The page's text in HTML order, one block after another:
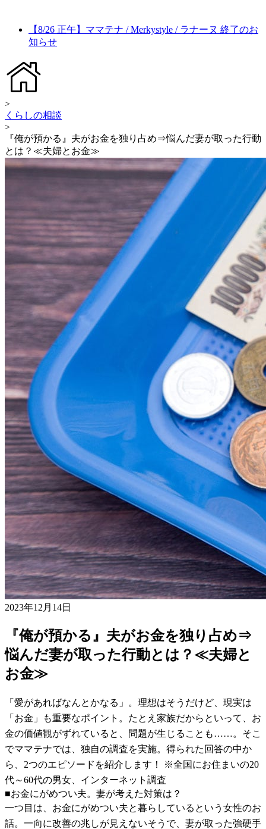
【8/26 正午】ママテナ / Merkystyle / ラナーヌ 終了のお
知らせ
>
くらしの相談
>
『俺が預かる』夫がお金を独り占め⇒悩んだ妻が取った行動
とは？≪夫婦とお金≫
2023年12月14日
『俺が預かる』夫がお金を独り占め⇒
悩んだ妻が取った行動とは？≪夫婦と
お金≫
「愛があればなんとかなる」。理想はそうだけど、現実は
「お金」も重要なポイント。たとえ家族だからといって、お
金の価値観がずれていると、問題が生じることも……。そこ
でママテナでは、独自の調査を実施。得られた回答の中か
ら、2つのエピソードを紹介します！ ※全国にお住まいの20
代～60代の男女、インターネット調査
■お金にがめつい夫。妻が考えた対策は？
一つ目は、お金にがめつい夫と暮らしているという女性のお
話。一向に改善の兆しが見えないそうで、妻が取った強硬手